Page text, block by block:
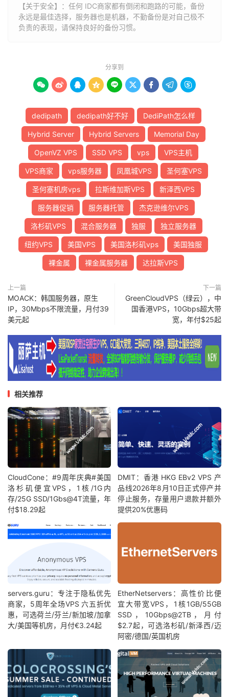
【关于安全】：任何 IDC商家都有倒闭和跑路的可能，备份
永远是最佳选择，服务器也是机器，不勤备份是对自己极不
负责的表现，请保持良好的备份习惯。
分享到
        
dedipath dedipath好不好 DediPath怎么样
Hybrid Server Hybrid Servers Memorial Day
OpenVZ VPS SSD VPS vps VPS主机
VPS商家 vps服务器 凤凰城VPS 圣何塞VPS
圣何塞机房vps 拉斯维加斯VPS 新泽西VPS
服务器促销 服务器托管 杰克逊维尔VPS
洛杉矶VPS 混合服务器 独服 独立服务器
纽约VPS 美国VPS 美国洛杉矶vps 美国独服
裸金属 裸金属服务器 达拉斯VPS
上一篇
MOACK：韩国服务器，原生
IP，30Mbps不限流量，月付39
美元起
下一篇
GreenCloudVPS（绿云），中
国香港VPS，10Gbps超大带
宽，年付$25起
相关推荐
CloudCone：#9周年庆典#美国
洛杉矶便宜VPS，1核/1G内
存/25G SSD/1Gbs@4T流量，年
付$18.29起
DMIT：香港 HKG EBv2 VPS 产
品线2026年8月10日正式停产并
停止服务，存量用户退款并额外
提供20%优惠码
servers.guru：专注于隐私优先
商家，5周年全场VPS 六五折优
惠，可选荷兰/芬兰/新加坡/加拿
大/美国等机房，月付€3.24起
EtherNetservers：高性价比便
宜大带宽VPS，1核1GB/55GB
SSD，10Gbps@2TB，月付
$2.7起，可选洛杉矶/新泽西/迈
阿密/德国/英国机房